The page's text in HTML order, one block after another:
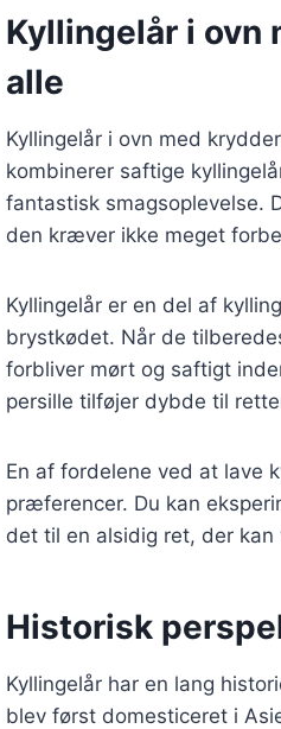
Kyllingelår i ovn
alle
Kyllingelår i ovn med
kombinerer saftige
fantastisk smagsoplevelse.
den kræver ikke meget
Kyllingelår er en del af
brystkødet. Når de
forbliver mørt og saftigt
persille tilføjer dybde til
En af fordelene ved at lave
præferencer. Du kan
det til en alsidig ret, der
Historisk
Kyllingelår har en lang
blev først domesticeret i